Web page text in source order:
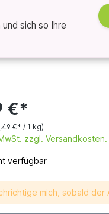
sich so Ihre
€*
€* / 1 kg)
zzgl.
verfügbar
mich, sobald der